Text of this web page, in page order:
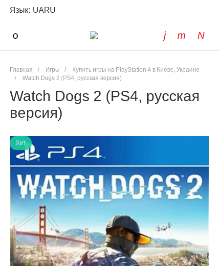
Язык: UARU
Главная / Игры /
Купить игры на PlayStation 4 в Киеве, Украине
/
Watch Dogs 2 (PS4, русская версия)
Watch Dogs 2 (PS4, русская
версия)
Хит